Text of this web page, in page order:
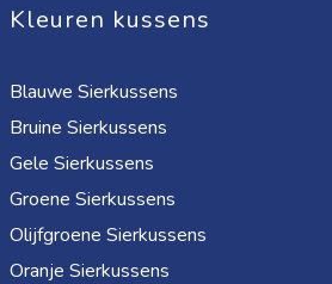
Kleuren kussens
Blauwe Sierkussens
Bruine Sierkussens
Gele Sierkussens
Groene Sierkussens
Olijfgroene Sierkussens
Oranje Sierkussens